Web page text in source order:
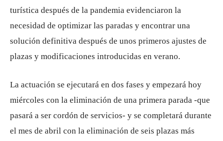
turística después de la pandemia evidenciaron la
necesidad de optimizar las paradas y encontrar una
solución definitiva después de unos primeros ajustes de
plazas y modificaciones introducidas en verano.
La actuación se ejecutará en dos fases y empezará hoy
miércoles con la eliminación de una primera parada -que
pasará a ser cordón de servicios- y se completará durante
el mes de abril con la eliminación de seis plazas más